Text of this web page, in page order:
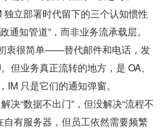
立部署时代留下的三个认知惯性
通知管道”，而非业务流承载层。
衷很简单——替代邮件和电话，发
但业务真正流转的地方，是 OA、
只是它们的通知弹窗。
决“数据不出门”，但没解决“流程不
自有服务器，但员工依然需要频繁